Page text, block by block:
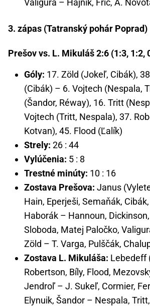
Valigura – Hajnik, Frič, A.
3. zápas (Tatranský pohár Poprad)
Prešov vs. L. Mikuláš 2:6 (1:3, 1:2,
Góly: 17. Zöld (Jokeľ, Cibák),
(Cibák) – 6. Vojtech (Nespala,
(Šandor, Réway), 16. Tritt
Vojtech (Tritt, Nespala), 37.
Kotvan), 45. Flood (Ľalík)
Strely: 26 : 44
Vylúčenia: 5 : 8
Trestné minúty: 10 : 16
Zostava Prešova: Janus
Hain, Eperješi, Semaňák,
Haborák – Hannoun,
Sloboda, Matej Paločko,
Zöld – T. Varga, Pulščák,
Zostava L. Mikuláša: Lebedeff
Robertson, Bíly, Flood,
Jendroľ – J. Sukeľ, Cormier,
Elynuik, Šandor – Nespala,